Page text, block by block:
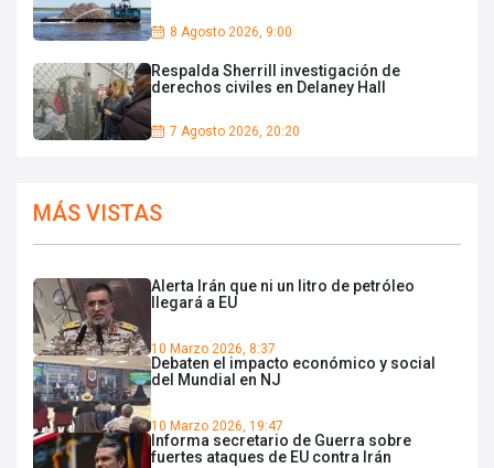
8 Agosto 2026, 9:00
Respalda Sherrill investigación de
derechos civiles en Delaney Hall
7 Agosto 2026, 20:20
MÁS VISTAS
Alerta Irán que ni un litro de petróleo
llegará a EU
10 Marzo 2026, 8:37
Debaten el impacto económico y social
del Mundial en NJ
10 Marzo 2026, 19:47
Informa secretario de Guerra sobre
fuertes ataques de EU contra Irán